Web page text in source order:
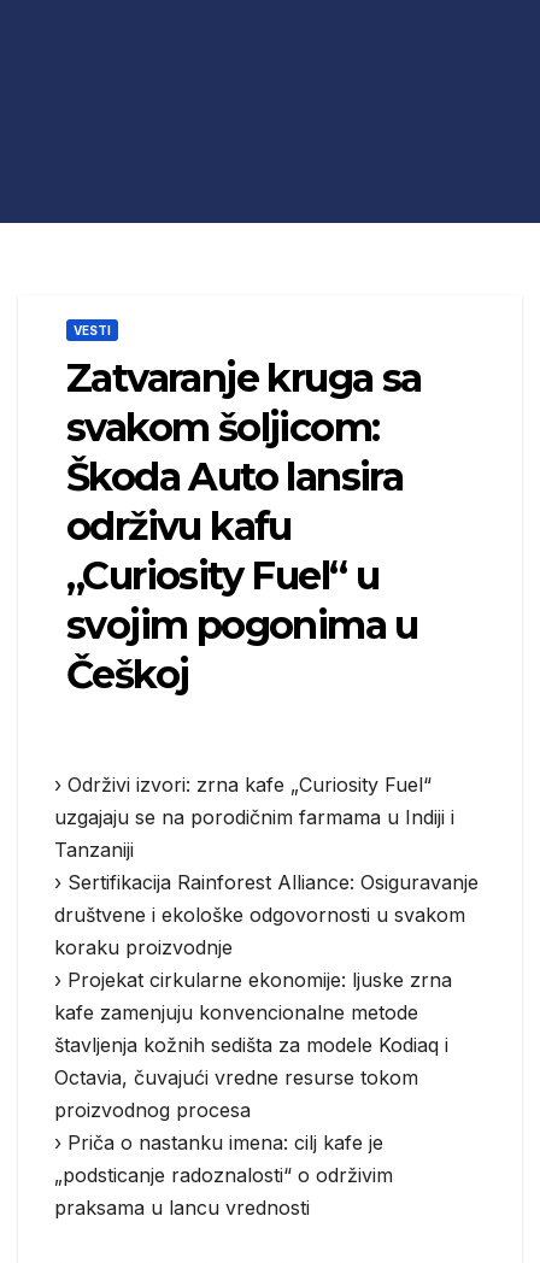
VESTI
Zatvaranje kruga sa
svakom šoljicom:
Škoda Auto lansira
održivu kafu
„Curiosity Fuel“ u
svojim pogonima u
Češkoj
› Održivi izvori: zrna kafe „Curiosity Fuel“
uzgajaju se na porodičnim farmama u Indiji i
Tanzaniji
› Sertifikacija Rainforest Alliance: Osiguravanje
društvene i ekološke odgovornosti u svakom
koraku proizvodnje
› Projekat cirkularne ekonomije: ljuske zrna
kafe zamenjuju konvencionalne metode
štavljenja kožnih sedišta za modele Kodiaq i
Octavia, čuvajući vredne resurse tokom
proizvodnog procesa
› Priča o nastanku imena: cilj kafe je
„podsticanje radoznalosti“ o održivim
praksama u lancu vrednosti